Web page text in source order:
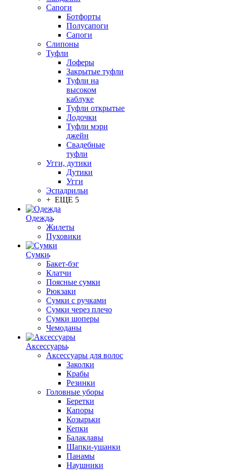
Сапоги
Ботфорты
Полусапоги
Сапоги
Слипоны
Туфли
Лоферы
Закрытые туфли
Туфли на
высоком
каблуке
Туфли открытые
Лодочки
Туфли мэри
джейн
Свадебные
туфли
Угги, дутики
Дутики
Угги
Эспадрильи
+ ЕЩЕ 5
Одежда
Жилеты
Пуховики
Сумки
Бакет-бэг
Клатчи
Поясные сумки
Рюкзаки
Сумки с ручками
Сумки через плечо
Сумки шоперы
Чемоданы
Аксессуары
Аксессуары для волос
Заколки
Крабы
Резинки
Головные уборы
Беретки
Капоры
Козырьки
Кепки
Балаклавы
Шапки-ушанки
Панамы
Наушники